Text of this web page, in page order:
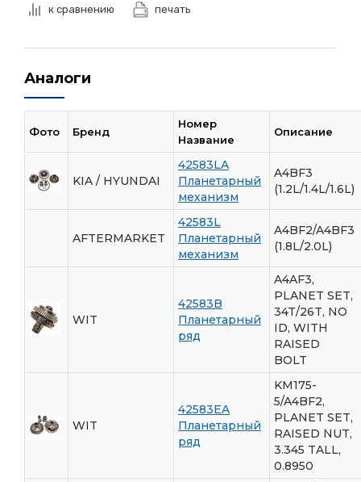
к сравнению печать
Аналоги
Фото Бренд
Номер
Название
Описание
KIA / HYUNDAI
42583LA
Планетарный
механизм
A4BF3
(1.2L/1.4L/1.6L)
AFTERMARKET
42583L
Планетарный
механизм
A4BF2/A4BF3
(1.8L/2.0L)
WIT
42583B
Планетарный
ряд
A4AF3,
PLANET SET,
34T/26T, NO
ID, WITH
RAISED
BOLT
WIT
42583EA
Планетарный
ряд
KM175-
5/A4BF2,
PLANET SET,
RAISED NUT,
3.345 TALL,
0.8950